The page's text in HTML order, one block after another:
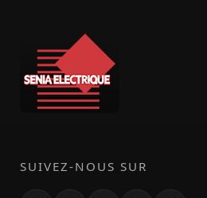
SUIVEZ-NOUS SUR